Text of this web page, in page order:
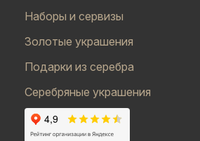
Наборы и сервизы
Золотые украшения
Подарки из серебра
Серебряные украшения